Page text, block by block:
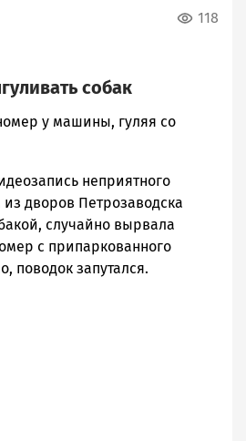
118
собак
у машины, гуляя со
неприятного
дворов Петрозаводска
случайно вырвала
с припаркованного
поводок запутался.